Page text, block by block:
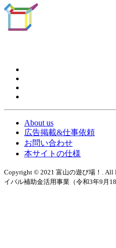
About us
広告掲載&仕事依頼
お問い合わせ
本サイトの仕様
Copyright © 2021 富山の遊び場！. All
イバル補助金活用事業（令和3年9月18